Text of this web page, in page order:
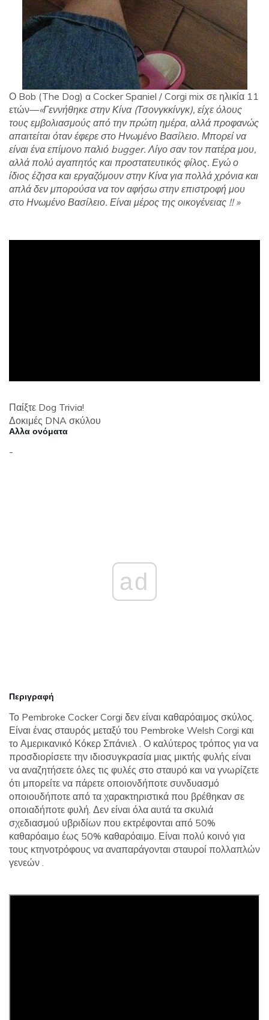
Ο Bob (The Dog) a Cocker Spaniel / Corgi mix σε ηλικία 11
ετών—«Γεννήθηκε στην Κίνα (Τσονγκκίνγκ), είχε όλους
τους εμβολιασμούς από την πρώτη ημέρα, αλλά προφανώς
απαιτείται όταν έφερε στο Ηνωμένο Βασίλειο. Μπορεί να
είναι ένα επίμονο παλιό bugger. Λίγο σαν τον πατέρα μου,
αλλά πολύ αγαπητός και προστατευτικός φίλος. Εγώ ο
ίδιος έζησα και εργαζόμουν στην Κίνα για πολλά χρόνια και
απλά δεν μπορούσα να τον αφήσω στην επιστροφή μου
στο Ηνωμένο Βασίλειο. Είναι μέρος της οικογένειας !! »
Παίξτε Dog Trivia!
Δοκιμές DNA σκύλου
Αλλα ονόματα
-
ad
Περιγραφή
Το Pembroke Cocker Corgi δεν είναι καθαρόαιμος σκύλος.
Είναι ένας σταυρός μεταξύ του Pembroke Welsh Corgi και
το Αμερικανικό Κόκερ Σπάνιελ . Ο καλύτερος τρόπος για να
προσδιορίσετε την ιδιοσυγκρασία μιας μικτής φυλής είναι
να αναζητήσετε όλες τις φυλές στο σταυρό και να γνωρίζετε
ότι μπορείτε να πάρετε οποιονδήποτε συνδυασμό
οποιουδήποτε από τα χαρακτηριστικά που βρέθηκαν σε
οποιαδήποτε φυλή. Δεν είναι όλα αυτά τα σκυλιά
σχεδιασμού υβριδίων που εκτρέφονται από 50%
καθαρόαιμο έως 50% καθαρόαιμο. Είναι πολύ κοινό για
τους κτηνοτρόφους να αναπαράγονται σταυροί πολλαπλών
γενεών .